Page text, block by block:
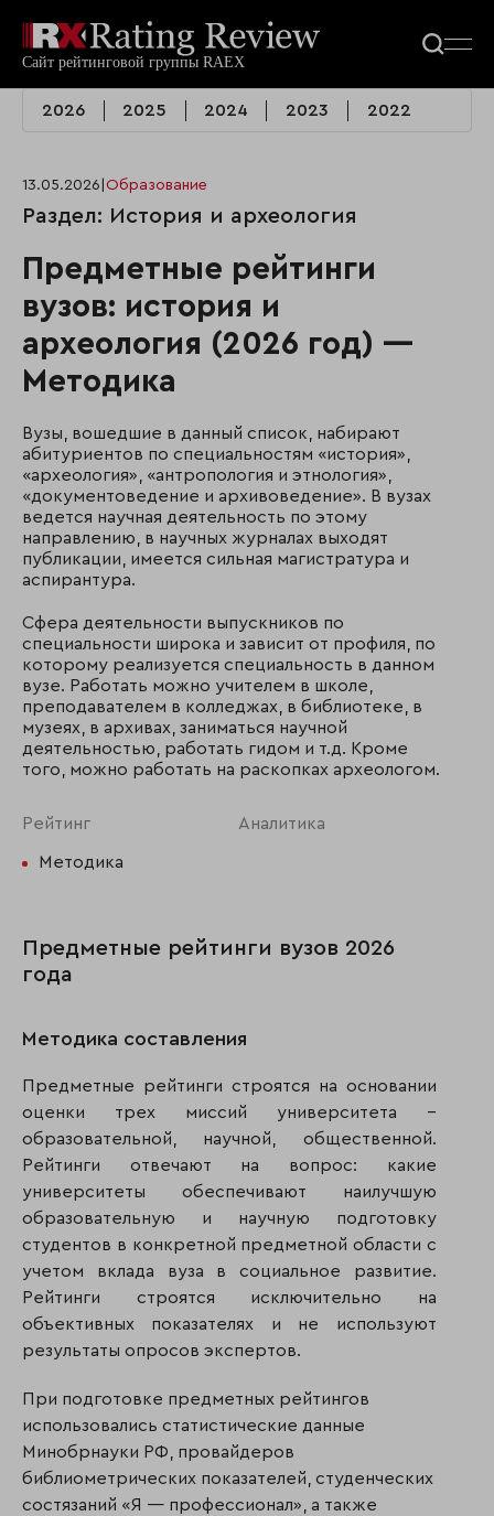
2026 2025 2024 2023 2022
13.05.2026 Образование
Раздел: История и археология
Предметные рейтинги
вузов: история и
археология (2026 год) —
Методика
Вузы, вошедшие в данный список, набирают
абитуриентов по специальностям «история»,
«археология», «антропология и этнология»,
«документоведение и архивоведение». В вузах
ведется научная деятельность по этому
направлению, в научных журналах выходят
публикации, имеется сильная магистратура и
аспирантура.
Сфера деятельности выпускников по
специальности широка и зависит от профиля, по
которому реализуется специальность в данном
вузе. Работать можно учителем в школе,
преподавателем в колледжах, в библиотеке, в
музеях, в архивах, заниматься научной
деятельностью, работать гидом и т.д. Кроме
того, можно работать на раскопках археологом.
Рейтинг Аналитика
Методика
Предметные рейтинги вузов 2026
года
Методика составления
Предметные рейтинги строятся на основании
оценки трех миссий университета –
образовательной, научной, общественной.
Рейтинги отвечают на вопрос: какие
университеты обеспечивают наилучшую
образовательную и научную подготовку
студентов в конкретной предметной области с
учетом вклада вуза в социальное развитие.
Рейтинги строятся исключительно на
объективных показателях и не используют
результаты опросов экспертов.
При подготовке предметных рейтингов
использовались статистические данные
Минобрнауки РФ, провайдеров
библиометрических показателей, студенческих
состязаний «Я — профессионал», а также